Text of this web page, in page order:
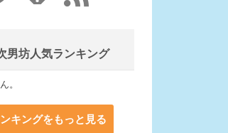
男坊人気ランキング
。
キングをもっと見る